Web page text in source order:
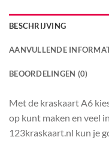
BESCHRIJVING
AANVULLENDE
BEOORDELINGEN (0)
Met de kraskaart A6
op kunt maken en veel
123kraskaart.nl kun je